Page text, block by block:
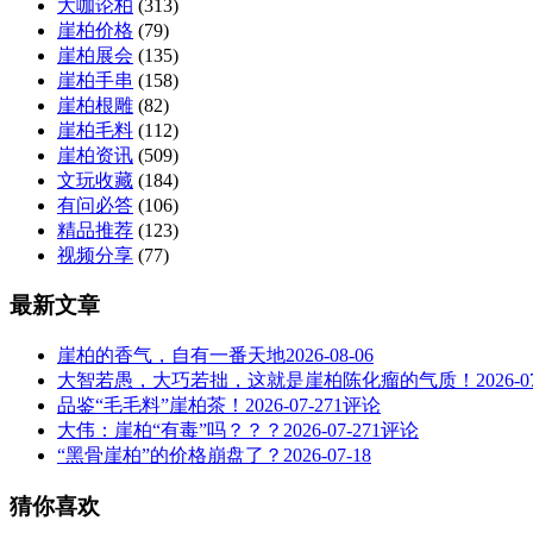
大咖论柏 (313)
崖柏价格 (79)
崖柏展会 (135)
崖柏手串 (158)
崖柏根雕 (82)
崖柏毛料 (112)
崖柏资讯 (509)
文玩收藏 (184)
有问必答 (106)
精品推荐 (123)
视频分享 (77)
最新文章
崖柏的香气，自有一番天地2026-08-06
大智若愚，大巧若拙，这就是崖柏陈化瘤的气质！ 2026-
品鉴“毛毛料”崖柏茶！ 2026-07-271评论
大伟：崖柏“有毒”吗？？？ 2026-07-271评论
“黑骨崖柏”的价格崩盘了？ 2026-07-18
猜你喜欢